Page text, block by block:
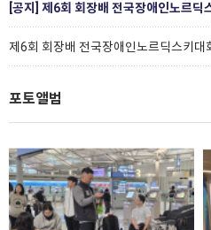
[공지] 제6회 회장배 전국장애인노르딕
제6회 회장배 전국장애인노르딕스키대
포토앨범